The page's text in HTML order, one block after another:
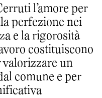
l’amore per
perfezione nei
e la rigorosità
costituiscono
valorizzare un
comune e per